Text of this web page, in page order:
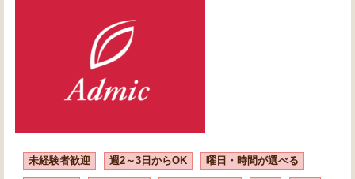
未経験者歓迎 週2～3日からOK 曜日・時間が選べる